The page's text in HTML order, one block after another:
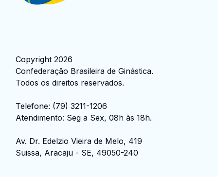
Copyright 2026
Confederação Brasileira de Ginástica.
Todos os direitos reservados.
Telefone: (79) 3211-1206
Atendimento: Seg a Sex, 08h às 18h.
Av. Dr. Edelzio Vieira de Melo, 419
Suissa, Aracaju - SE, 49050-240